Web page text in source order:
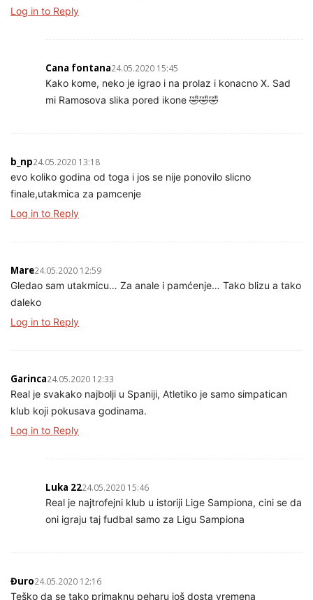
Log in to Reply
Cana fontana24.05.2020 15:45
Kako kome, neko je igrao i na prolaz i konacno X. Sad
mi Ramosova slika pored ikone 🤣🤣🤣
b_np24.05.2020 13:18
evo koliko godina od toga i jos se nije ponovilo slicno
finale,utakmica za pamcenje
Log in to Reply
Mare24.05.2020 12:59
Gledao sam utakmicu… Za anale i pamćenje… Tako blizu a tako
daleko
Log in to Reply
Garinca24.05.2020 12:33
Real je svakako najbolji u Spaniji, Atletiko je samo simpatican
klub koji pokusava godinama.
Log in to Reply
Luka 2224.05.2020 15:46
Real je najtrofejni klub u istoriji Lige Sampiona, cini se da
oni igraju taj fudbal samo za Ligu Sampiona
Đuro24.05.2020 12:16
Teško da se tako primaknu peharu još dosta vremena